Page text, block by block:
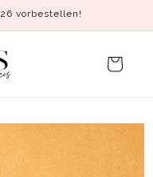
vorbestellen!
Warenkorb